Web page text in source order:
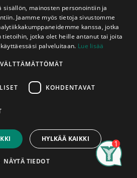
Account
mm Pokarima
29,95
ALV 25,5 %)
42x142x2400 mm Karmilankku
Käsittelemätön
sisällön, mainosten personointiin ja
Jaamme myös tietoja sivustomme
kanssa, jotka
tietoihin, jotka olet heille antanut tai joita
palveluitaan. Lue lisää
KOHDENTAVAT
HYLKÄÄ KAIKKI
NÄYTÄ TIEDOT